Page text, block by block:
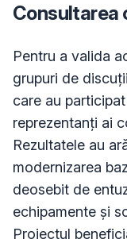
Consultarea
Pentru a valida
grupuri de
care au
reprezentanți ai
Rezultatele au
modernizarea
deosebit de
echipamente și
Proiectul